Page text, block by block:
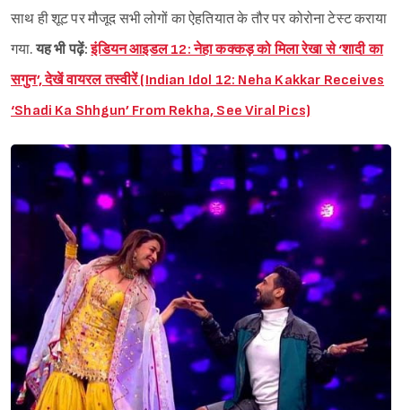
साथ ही शूट पर मौजूद सभी लोगों का ऐहतियात के तौर पर कोरोना टेस्ट कराया
गया.यह भी पढ़ें:इंडियन आइडल 12: नेहा कक्कड़ को मिला रेखा से ‘शादी का
सगुन’, देखें वायरल तस्वीरें (Indian Idol 12: Neha Kakkar Receives
‘Shadi Ka Shhgun’ From Rekha, See Viral Pics)